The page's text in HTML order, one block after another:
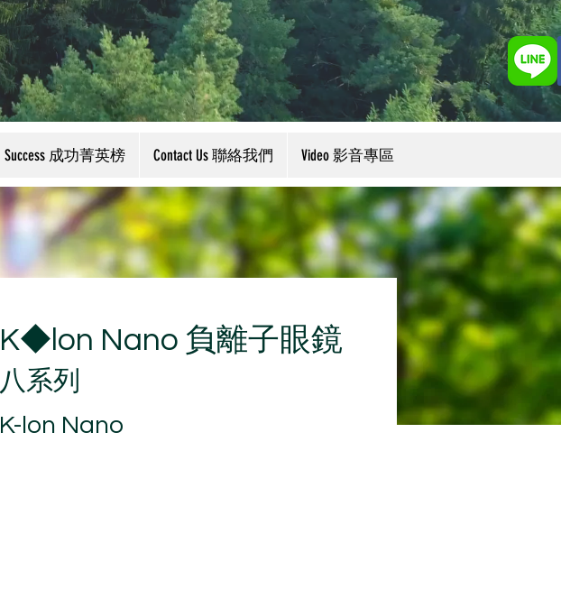
Success 成功菁英榜 Contact Us 聯絡我們 Video 影音專區
K◆lon Nano 負離子眼鏡
八系列
K-lon Nano